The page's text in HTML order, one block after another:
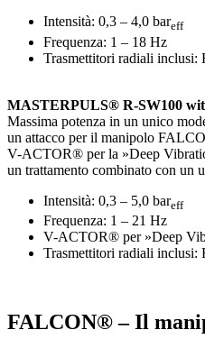
Intensità: 0,3 – 4,0 bareff
Frequenza: 1 – 18 Hz
Trasmettitori radiali inclusi:
MASTERPULS® R-SW100
Massima potenza in un unico
un attacco per il manipolo
V-ACTOR® per la »Deep
un trattamento combinato con un
Intensità: 0,3 – 5,0 bareff
Frequenza: 1 – 21 Hz
V-ACTOR® per »Deep
Trasmettitori radiali inclusi:
FALCON® – Il